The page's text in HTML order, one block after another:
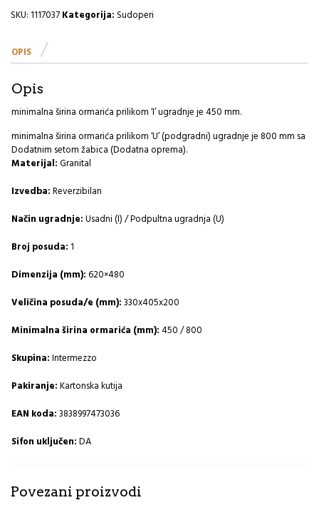
arctic
količina
SKU: 1117037Kategorija: Sudoperi
OPIS
Opis
minimalna širina ormarića prilikom ‘I’ ugradnje je 450 mm.
minimalna širina ormarića prilikom ‘U’ (podgradni) ugradnje je 800 mm sa
Dodatnim setom žabica (Dodatna oprema).
Materijal:Granital
Izvedba:Reverzibilan
Način ugradnje:Usadni (I) / Podpultna ugradnja (U)
Broj posuda: 1
Dimenzija (mm):620×480
Veličina posuda/e (mm):330x405x200
Minimalna širina ormarića (mm):450 / 800
Skupina:Intermezzo
Pakiranje:Kartonska kutija
EAN koda:3838997473036
Sifon uključen:DA
Povezani proizvodi